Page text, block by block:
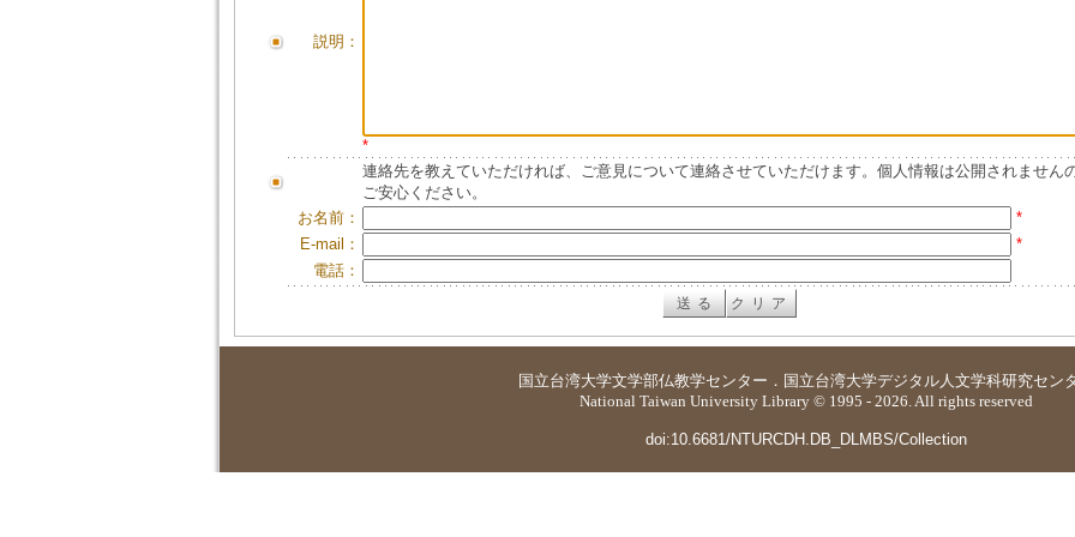
説明：
*
連絡先を教えていただければ、ご意見について連絡させていただけます。個人情報は公開されません
ご安心ください。
お名前：
*
E-mail：
*
電話：
国立台湾大学文学部仏教学センター ． 国立台湾大学デジタル人文学科研究セン
National Taiwan University Library © 1995 - 2026. All rights reserved
doi:10.6681/NTURCDH.DB_DLMBS/Collection